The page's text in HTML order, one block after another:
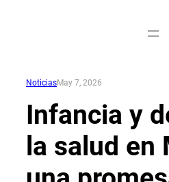
NoticiasMay 7, 2026
Infancia y
la salud en